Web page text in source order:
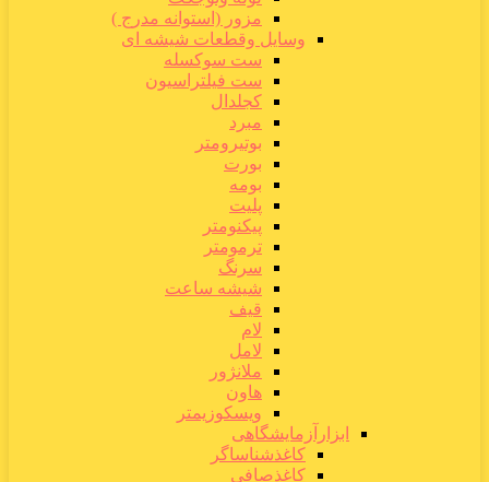
مزور (استوانه مدرج )
وسایل وقطعات شیشه ای
ست سوکسله
ست فیلتراسیون
کجلدال
مبرد
بوتیرومتر
بورت
بومه
پلیت
پیکنومتر
ترمومتر
سرنگ
شیشه ساعت
قیف
لام
لامل
ملانژور
هاون
ویسکوزیمتر
ابزارآزمایشگاهی
کاغذشناساگر
کاغذصافی